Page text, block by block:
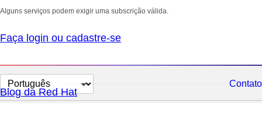
Alguns serviços podem exigir uma subscrição válida.
Faça login ou cadastre-se
Selecionar
idioma
Contato
Blog da Red Hat